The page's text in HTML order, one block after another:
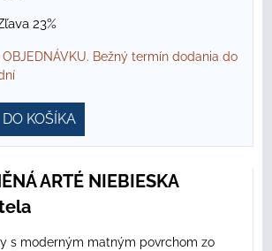
23%
OBJEDNÁVKU. Bežný termín dodania do
KOŠÍKA
ARTÉ NIEBIESKA
s moderným matným povrchom zo